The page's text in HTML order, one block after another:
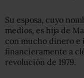
Su esposa, cuyo
medios, es hija de
con mucho dinero
financieramente a
revolución de 1979.